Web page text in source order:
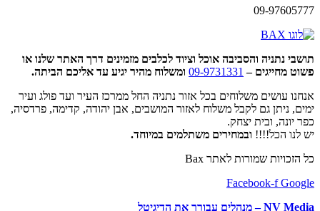
09-97605777
תושבי נתניה והסביבה אוכל וציוד לכלבים מזמינים דרך האתר שלנו או
פשוט מחייגים – 09-9731331 ומשלוח מהיר יגיע עד אליכם הביתה.
אנחנו עושים משלוחים בכל אזור נתניה החל ממרכז העיר ועד פולג ועיר
ימים, ניתן גם לקבל משלוח לאזור המושבים, אבן יהודה, קדימה, פרדסיה,
כפר יונה, ובית יצחק.
יש לנו הכל!!!! ובמחירים משתלמים במיוחד.
כל הזכויות שמורות לאתר Bax
Facebook-f Google
NV Media – מנהלים עבורך את הדיגיטל